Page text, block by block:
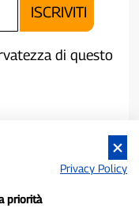
di questo
Privacy Policy
priorità